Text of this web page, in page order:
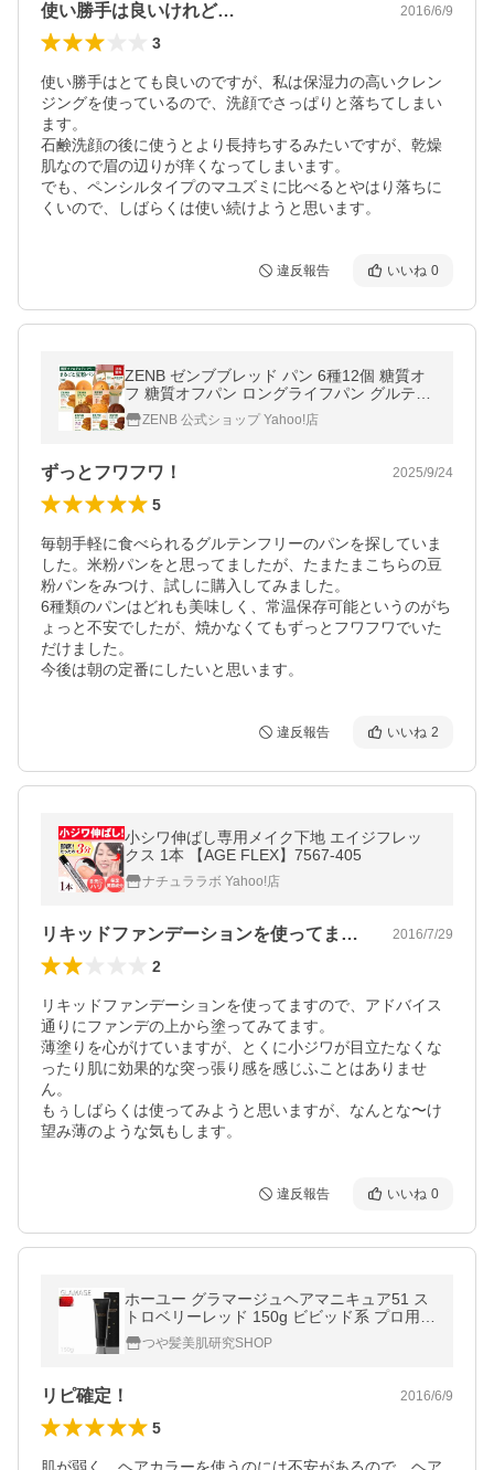
使い勝手は良いけれど… 2016/6/9
3
使い勝手はとても良いのですが、私は保湿力の高いクレン
ジングを使っているので、洗顔でさっぱりと落ちてしまい
ます。
石鹸洗顔の後に使うとより長持ちするみたいですが、乾燥
肌なので眉の辺りが痒くなってしまいます。
でも、ペンシルタイプのマユズミに比べるとやはり落ちに
くいので、しばらくは使い続けようと思います。
違反報告 いいね 0
ZENB ゼンブブレッド パン 6種12個 糖質オ
フ 糖質オフパン ロングライフパン グルテン
フリー パン グルテンフリー 糖質
ZENB 公式ショップ Yahoo!店
ずっとフワフワ！ 2025/9/24
5
毎朝手軽に食べられるグルテンフリーのパンを探していま
した。米粉パンをと思ってましたが、たまたまこちらの豆
粉パンをみつけ、試しに購入してみました。
6種類のパンはどれも美味しく、常温保存可能というのがち
ょっと不安でしたが、焼かなくてもずっとフワフワでいた
だけました。
今後は朝の定番にしたいと思います。
違反報告 いいね 2
小シワ伸ばし専用メイク下地 エイジフレッ
クス 1本 【AGE FLEX】7567-405
ナチュララボ Yahoo!店
リキッドファンデーションを使ってますの… 2016/7/29
2
リキッドファンデーションを使ってますので、アドバイス
通りにファンデの上から塗ってみてます。
薄塗りを心がけていますが、とくに小ジワが目立たなくな
ったり肌に効果的な突っ張り感を感じふことはありませ
ん。
もぅしばらくは使ってみようと思いますが、なんとな〜け
望み薄のような気もします。
違反報告 いいね 0
ホーユー グラマージュヘアマニキュア51 ス
トロベリーレッド 150g ビビッド系 プロ用美
容室専門店 カラーリング ヘアマニキュア メ
ール便
つや髪美肌研究SHOP
リピ確定！ 2016/6/9
5